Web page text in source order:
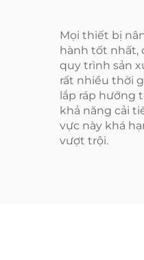
Mọi thiết bị
hành tốt nhất,
quy trình sản
rất nhiều thời
lắp ráp hướng
khả năng cải
vực này khá
vượt trội.